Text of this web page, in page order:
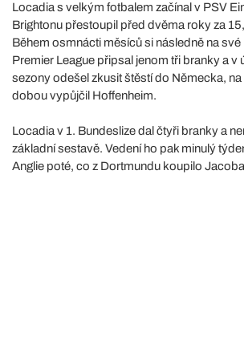
Locadia s velkým fotbalem začínal v PSV
Brightonu přestoupil před dvěma roky za
Během osmnácti měsíců si následně na
Premier League připsal jenom tři branky a v
sezony odešel zkusit štěstí do Německa,
dobou vypůjčil Hoffenheim.
Locadia v 1. Bundeslize dal čtyři branky a
základní sestavě. Vedení ho pak minulý
Anglie poté, co z Dortmundu koupilo